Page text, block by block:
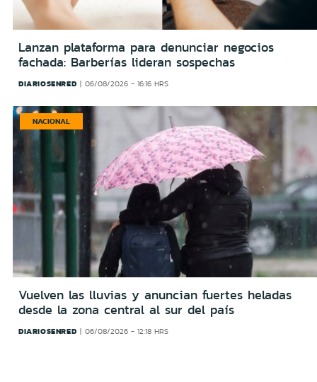
Lanzan plataforma para denunciar negocios
fachada: Barberías lideran sospechas
DIARIOSENRED 06/08/2026 - 16:16 HRS
NACIONAL
Vuelven las lluvias y anuncian fuertes heladas
desde la zona central al sur del país
DIARIOSENRED 06/08/2026 - 12:18 HRS